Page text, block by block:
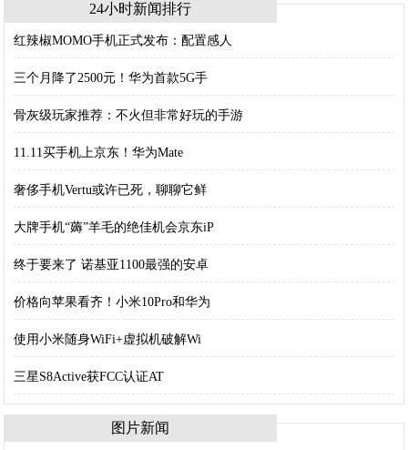
24小时新闻排行
红辣椒MOMO手机正式发布：配置感人
三个月降了2500元！华为首款5G手
骨灰级玩家推荐：不火但非常好玩的手游
11.11买手机上京东！华为Mate
奢侈手机Vertu或许已死，聊聊它鲜
大牌手机“薅”羊毛的绝佳机会京东iP
终于要来了 诺基亚1100最强的安卓
价格向苹果看齐！小米10Pro和华为
使用小米随身WiFi+虚拟机破解Wi
三星S8Active获FCC认证AT
图片新闻